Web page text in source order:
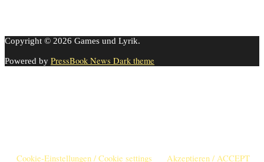
Copyright © 2026 Games und Lyrik.
Powered by PressBook News Dark theme
Cookie-Einstellungen / Cookie settings Akzeptieren / ACCEPT